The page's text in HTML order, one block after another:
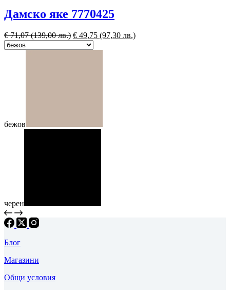
Дамско яке 7770425
€71,07(139,00 лв.) € 49,75 (97,30 лв.)
бежов
черен
Блог
Магазини
Общи условия